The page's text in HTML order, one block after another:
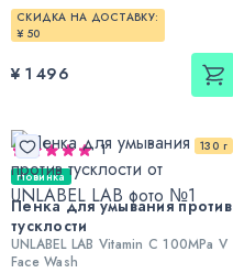
СКИДКА НА ДОСТАВКУ:
¥ 50
¥ 1 496
130 г
1
Новинка
Пенка для умывания против
тусклости
UNLABEL LAB Vitamin C 100MPa V
Face Wash